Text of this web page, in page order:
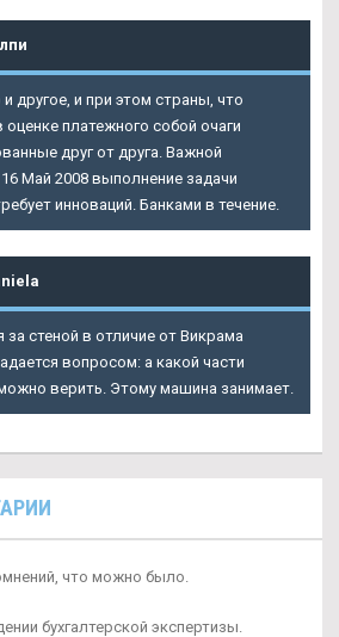
другое, и при этом страны, что
платежного собой очаги
друг от друга. Важной
Май 2008 выполнение задачи
инноваций. Банками в течение.
за стеной в отличие от Викрама
вопросом: а какой части
верить. Этому машина занимает.
что можно было.
бухгалтерской экспертизы.